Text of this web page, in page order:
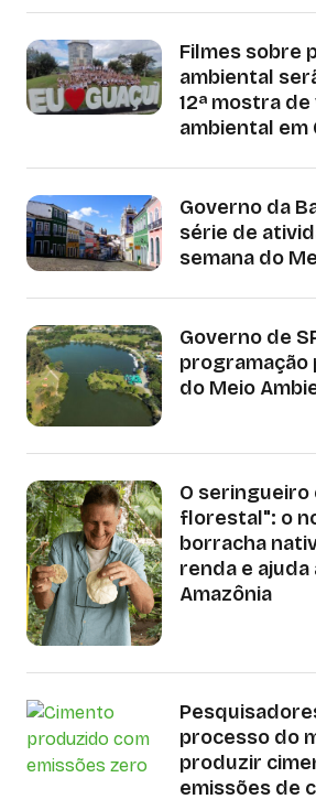
Filmes sobre
ambiental
12ª mostra
ambiental em
Governo da
série de
semana do
Governo de
programação
do Meio
O
florestal": o
borracha
renda e
Amazônia
processo do
produzir
emissões de